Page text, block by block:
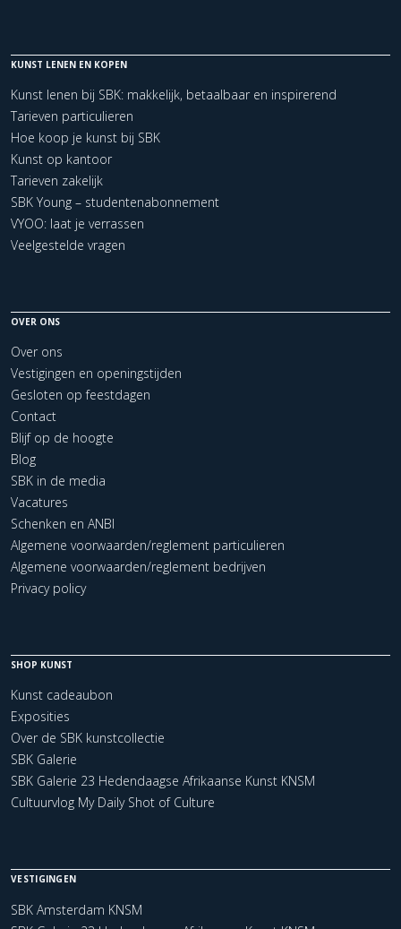
KUNST LENEN EN KOPEN
Kunst lenen bij SBK: makkelijk, betaalbaar en inspirerend
Tarieven particulieren
Hoe koop je kunst bij SBK
Kunst op kantoor
Tarieven zakelijk
SBK Young – studentenabonnement
VYOO: laat je verrassen
Veelgestelde vragen
OVER ONS
Over ons
Vestigingen en openingstijden
Gesloten op feestdagen
Contact
Blijf op de hoogte
Blog
SBK in de media
Vacatures
Schenken en ANBI
Algemene voorwaarden/reglement particulieren
Algemene voorwaarden/reglement bedrijven
Privacy policy
SHOP KUNST
Kunst cadeaubon
Exposities
Over de SBK kunstcollectie
SBK Galerie
SBK Galerie 23 Hedendaagse Afrikaanse Kunst KNSM
Cultuurvlog My Daily Shot of Culture
VESTIGINGEN
SBK Amsterdam KNSM